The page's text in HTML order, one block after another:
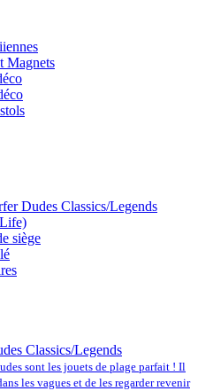
Magnets
Dudes Classics/Legends
siège
Classics/Legends
sont les jouets de plage parfait ! Il
les vagues et de les regarder revenir